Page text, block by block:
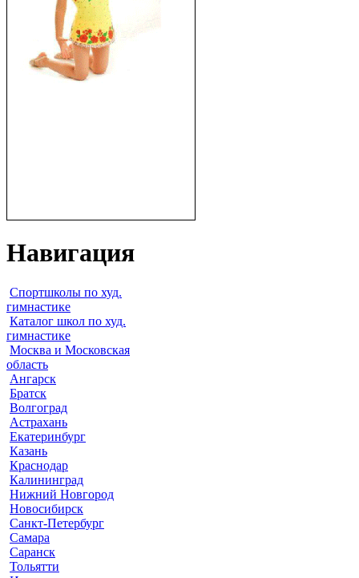
Навигация
Спортшколы по худ.
гимнастике
Каталог школ по худ.
гимнастике
Москва и Московская
область
Ангарск
Братск
Волгоград
Астрахань
Екатеринбург
Казань
Краснодар
Калининград
Нижний Новгород
Новосибирск
Санкт-Петербург
Самара
Саранск
Тольятти